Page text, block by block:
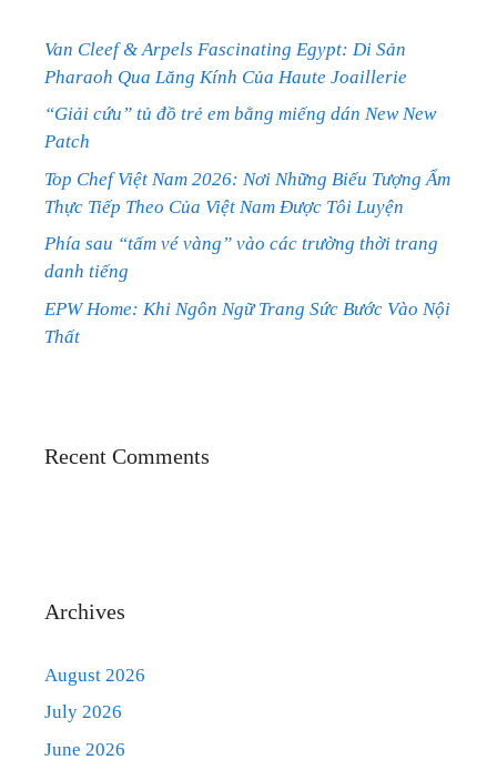
Van Cleef & Arpels Fascinating Egypt: Di Sản
Pharaoh Qua Lăng Kính Của Haute Joaillerie
“Giải cứu” tủ đồ trẻ em bằng miếng dán New New
Patch
Top Chef Việt Nam 2026: Nơi Những Biểu Tượng Ẩm
Thực Tiếp Theo Của Việt Nam Được Tôi Luyện
Phía sau “tấm vé vàng” vào các trường thời trang
danh tiếng
EPW Home: Khi Ngôn Ngữ Trang Sức Bước Vào Nội
Thất
Recent Comments
Archives
August 2026
July 2026
June 2026